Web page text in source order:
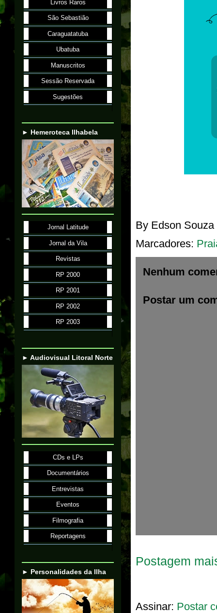
By Edson Souza
Marcadores:
Nenhum
Postar um
Postagem
Assinar: Postar
Livros Raros
São Sebastião
Caraguatatuba
Ubatuba
Manuscritos
Sessão Reservada
Sugestões
► Hemeroteca Ilhabela
Jornal Latitude
Jornal da Vila
Revistas
RP 2000
RP 2001
RP 2002
RP 2003
► Audiovisual Litoral Norte
CDs e LPs
Documentários
Entrevistas
Eventos
Filmografia
Reportagens
► Personalidades da Ilha